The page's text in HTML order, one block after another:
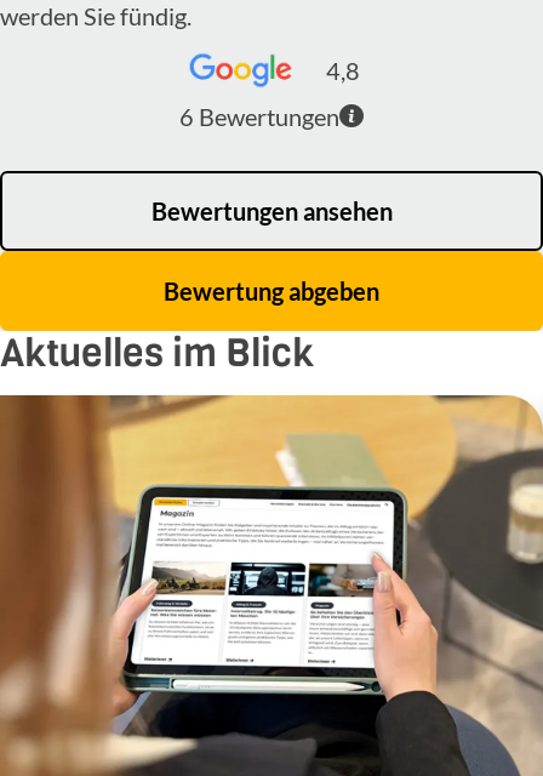
werden Sie fündig.
4,8
6 Bewertungen
Bewertungen ansehen
Bewertung abgeben
Aktuelles im Blick